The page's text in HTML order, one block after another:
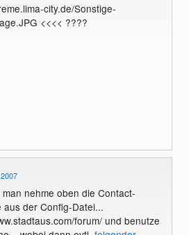
city.de/Sonstige-
<<<< ????
nehme oben die Contact-
aus der Config-Datei...
forum/ und benutze